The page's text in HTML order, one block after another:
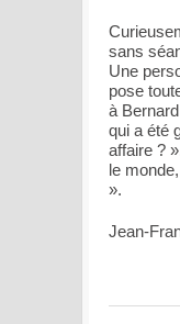
sans
Une
pose
à
qui a été
affaire ?
le
».
Jean-